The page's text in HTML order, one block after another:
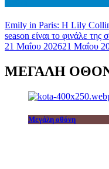
Emily in Paris: Η Lily
season είναι το φινάλε της
21 Μαΐου 202621 Μαΐου
ΜΕΓΑΛΗ
Μεγάλη οθόνη